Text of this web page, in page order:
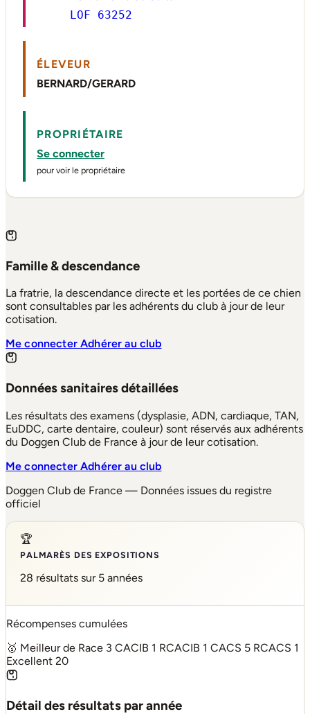
LOF 63252
ÉLEVEUR
BERNARD/GERARD
PROPRIÉTAIRE
Se connecter
pour voir le propriétaire
Famille & descendance
La fratrie, la descendance directe et les portées de ce chien
sont consultables par les adhérents du club à jour de leur
cotisation.
Me connecterAdhérer au club
Données sanitaires détaillées
Les résultats des examens (dysplasie, ADN, cardiaque, TAN,
EuDDC, carte dentaire, couleur) sont réservés aux adhérents
du Doggen Club de France à jour de leur cotisation.
Me connecterAdhérer au club
Doggen Club de France — Données issues du registre
officiel
🏆
PALMARÈS DES EXPOSITIONS
28 résultats sur 5 années
Récompenses cumulées
🥇 Meilleur de Race 3 CACIB 1 RCACIB 1 CACS 5 RCACS 1
Excellent 20
Détail des résultats par année